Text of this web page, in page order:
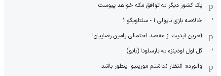
یک کشور دیگر به توافق مکه خواهد پیوست
خالاصه بازی ناپولی 1 - سلتاویگو 1
آخرین آپدیت از مقصد احتمالی رامین رضاییان!
گل اول اودینزه به بارسلونا (بایو)
والورده: انتظار نداشتم مورینیو اینطور باشد